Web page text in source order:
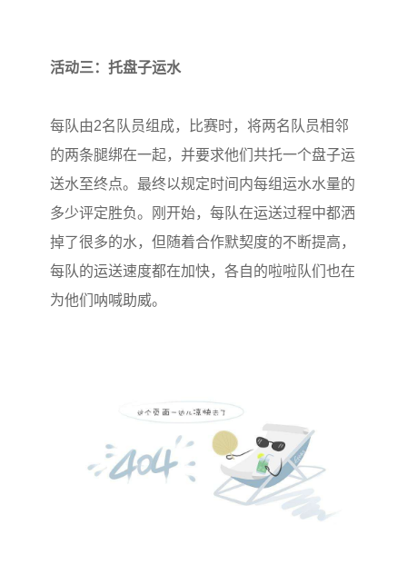
活动三：托盘子运水
每队由2名队员组成，比赛时，将两名队员相邻
的两条腿绑在一起，并要求他们共托一个盘子运
送水至终点。最终以规定时间内每组运水水量的
多少评定胜负。刚开始，每队在运送过程中都洒
掉了很多的水，但随着合作默契度的不断提高，
每队的运送速度都在加快，各自的啦啦队们也在
为他们呐喊助威。